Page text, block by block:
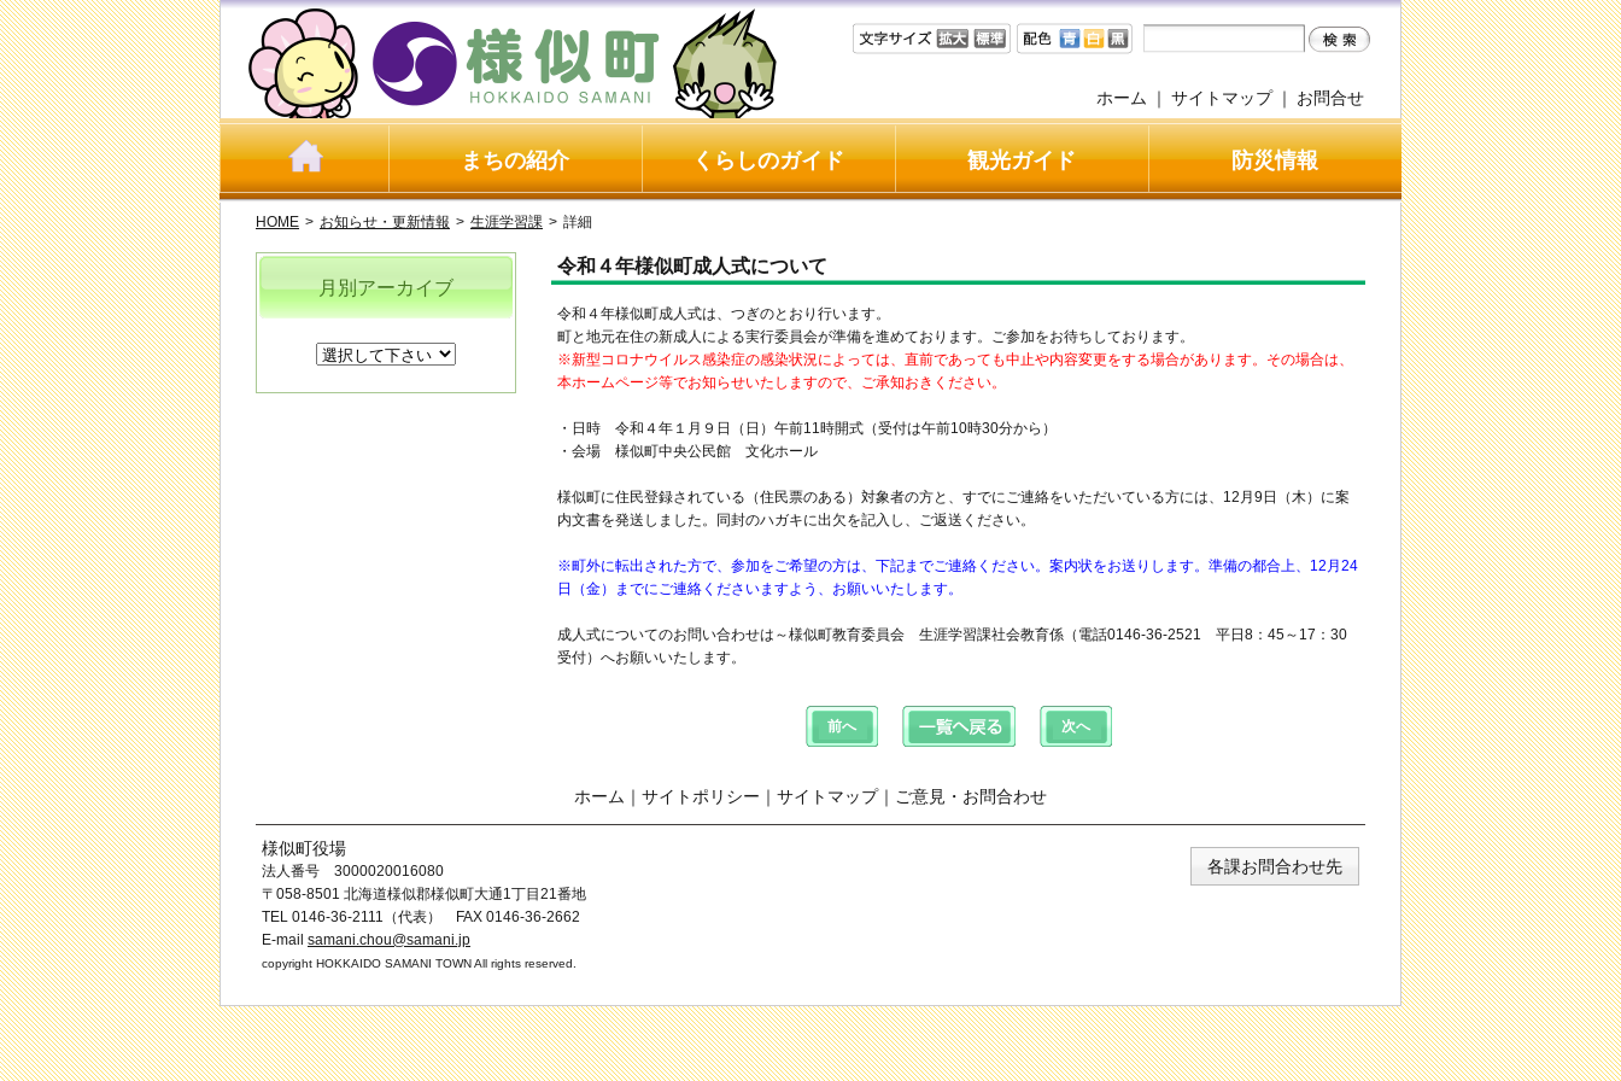
ホーム ｜ サイトマップ ｜ お問合せ
まちの紹介 くらしのガイド 観光ガイド 防災情報
HOME > お知らせ・更新情報 > 生涯学習課 > 詳細
令和４年様似町成人式について
令和４年様似町成人式は、つぎのとおり行います。
町と地元在住の新成人による実行委員会が準備を進めております。ご参加をお待ちしております。
※新型コロナウイルス感染症の感染状況によっては、直前であっても中止や内容変更をする場合があります。その場合は、
本ホームページ等でお知らせいたしますので、ご承知おきください。
・日時 令和４年１月９日（日）午前11時開式（受付は午前10時30分から）
・会場 様似町中央公民館 文化ホール
様似町に住民登録されている（住民票のある）対象者の方と、すでにご連絡をいただいている方には、12月9日（木）に案
内文書を発送しました。同封のハガキに出欠を記入し、ご返送ください。
※町外に転出された方で、参加をご希望の方は、下記までご連絡ください。案内状をお送りします。準備の都合上、12月24
日（金）までにご連絡くださいますよう、お願いいたします。
成人式についてのお問い合わせは～様似町教育委員会 生涯学習課社会教育係（電話0146-36-2521 平日8：45～17：30
受付）へお願いいたします。
月別アーカイブ
ホーム ｜ サイトポリシー ｜ サイトマップ｜ ご意見・お問合わせ
様似町役場
法人番号 3000020016080
〒058-8501 北海道様似郡様似町大通1丁目21番地
TEL 0146-36-2111（代表） FAX 0146-36-2662
E-mail samani.chou@samani.jp
copyright HOKKAIDO SAMANI TOWN All rights reserved.
各課お問合わせ先